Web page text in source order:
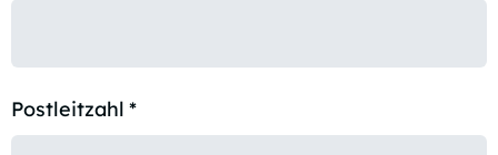
Postleitzahl *